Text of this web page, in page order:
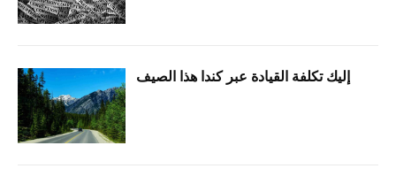
إليك تكلفة القيادة عبر كندا هذا الصيف